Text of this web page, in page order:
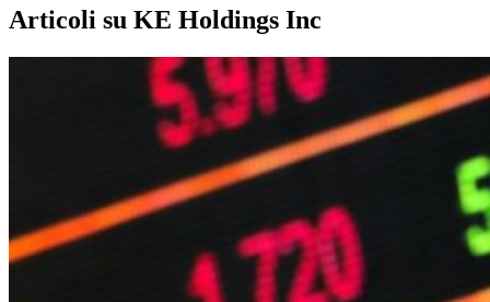
Articoli su KE Holdings Inc